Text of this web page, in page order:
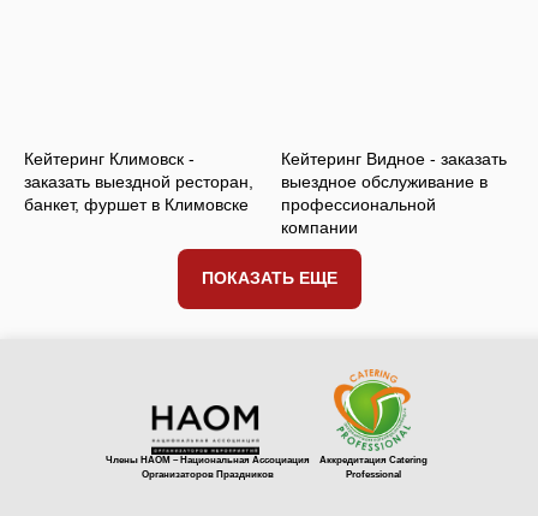
Оставить заявку
Кейтеринг Климовск -
заказать выездной ресторан,
банкет, фуршет в Климовске
Кейтеринг Видное - заказать
выездное обслуживание в
профессиональной
компании
ПОКАЗАТЬ ЕЩЕ
Члены НАОМ – Национальная Ассоциация
Организаторов Праздников
Аккредитация Catering
Professional